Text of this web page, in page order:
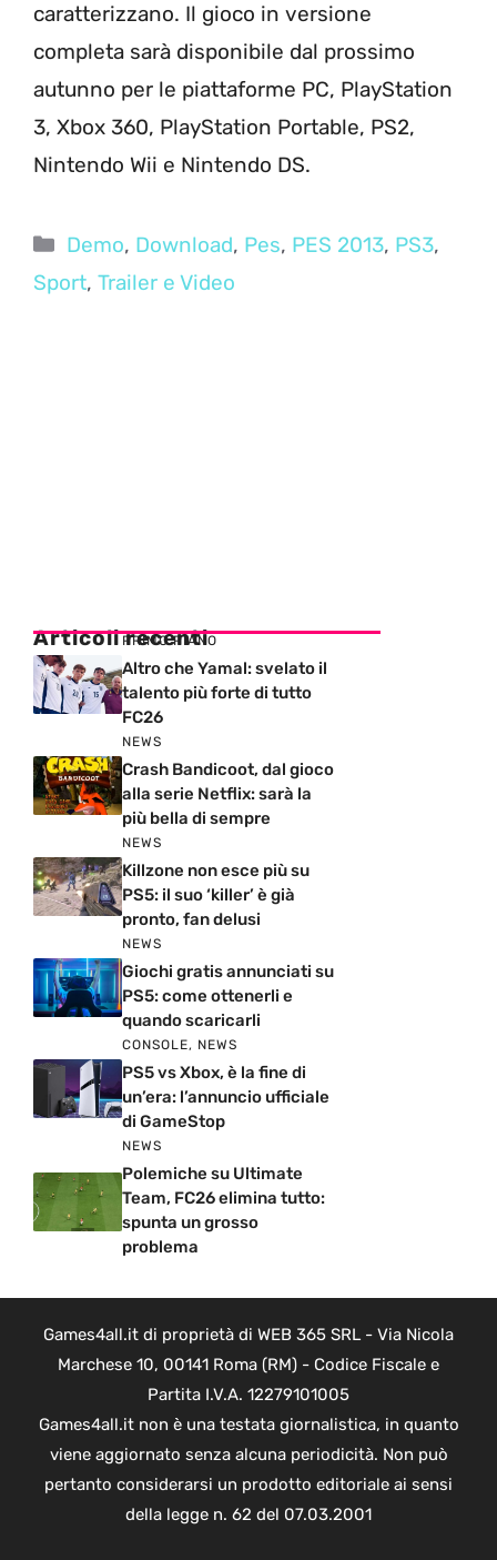
caratterizzano. Il gioco in versione
completa sarà disponibile dal prossimo
autunno per le piattaforme PC, PlayStation
3, Xbox 360, PlayStation Portable, PS2,
Nintendo Wii e Nintendo DS.
Categorie
Demo, Download, Pes, PES 2013, PS3,
Sport, Trailer e Video
Articoli recenti
PRIMO PIANO
Altro che Yamal: svelato il
talento più forte di tutto
FC26
NEWS
Crash Bandicoot, dal gioco
alla serie Netflix: sarà la
più bella di sempre
NEWS
Killzone non esce più su
PS5: il suo ‘killer’ è già
pronto, fan delusi
NEWS
Giochi gratis annunciati su
PS5: come ottenerli e
quando scaricarli
CONSOLE, NEWS
PS5 vs Xbox, è la fine di
un’era: l’annuncio ufficiale
di GameStop
NEWS
Polemiche su Ultimate
Team, FC26 elimina tutto:
spunta un grosso
problema
Games4all.it di proprietà di WEB 365 SRL - Via Nicola
Marchese 10, 00141 Roma (RM) - Codice Fiscale e
Partita I.V.A. 12279101005
Games4all.it non è una testata giornalistica, in quanto
viene aggiornato senza alcuna periodicità. Non può
pertanto considerarsi un prodotto editoriale ai sensi
della legge n. 62 del 07.03.2001